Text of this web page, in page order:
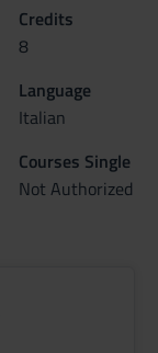
Credits
8
Language
Italian
Courses Single
Not Authorized